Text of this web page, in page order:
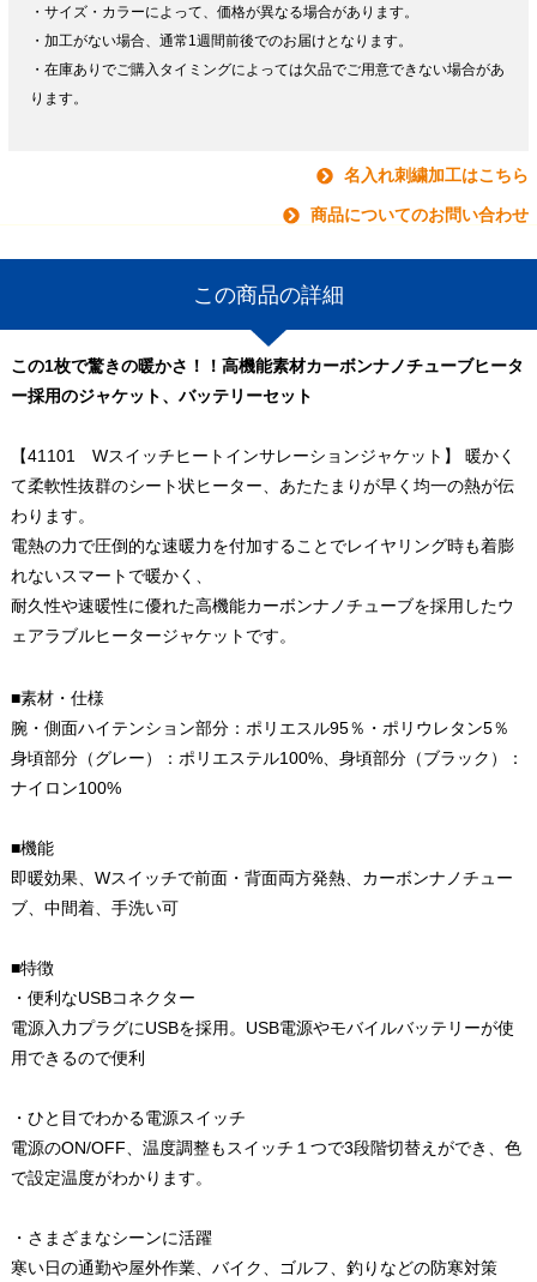
・サイズ・カラーによって、価格が異なる場合があります。
・加工がない場合、通常1週間前後でのお届けとなります。
・在庫ありでご購入タイミングによっては欠品でご用意できない場合があ
ります。
名入れ刺繍加工はこちら
商品についてのお問い合わせ
この商品の詳細
この1枚で驚きの暖かさ！！高機能素材カーボンナノチューブヒータ
ー採用のジャケット、バッテリーセット
【41101 Wスイッチヒートインサレーションジャケット】 暖かく
て柔軟性抜群のシート状ヒーター、あたたまりが早く均一の熱が伝
わります。
電熱の力で圧倒的な速暖力を付加することでレイヤリング時も着膨
れないスマートで暖かく、
耐久性や速暖性に優れた高機能カーボンナノチューブを採用したウ
ェアラブルヒータージャケットです。
■素材・仕様
腕・側面ハイテンション部分：ポリエスル95％・ポリウレタン5％
身頃部分（グレー）：ポリエステル100%、身頃部分（ブラック）：
ナイロン100%
■機能
即暖効果、Wスイッチで前面・背面両方発熱、カーボンナノチュー
ブ、中間着、手洗い可
■特徴
・便利なUSBコネクター
電源入力プラグにUSBを採用。USB電源やモバイルバッテリーが使
用できるので便利
・ひと目でわかる電源スイッチ
電源のON/OFF、温度調整もスイッチ１つで3段階切替えができ、色
で設定温度がわかります。
・さまざまなシーンに活躍
寒い日の通勤や屋外作業、バイク、ゴルフ、釣りなどの防寒対策